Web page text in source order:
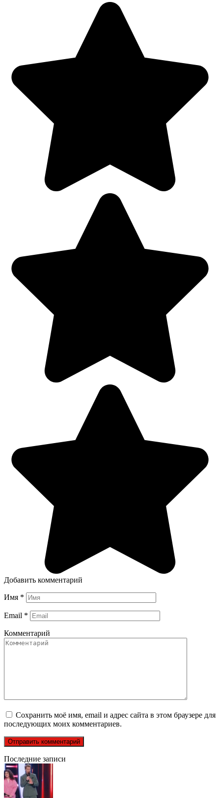
Добавить комментарий
Имя *
Email *
Комментарий
Сохранить моё имя, email и адрес сайта в этом браузере для
последующих моих комментариев.
Последние записи